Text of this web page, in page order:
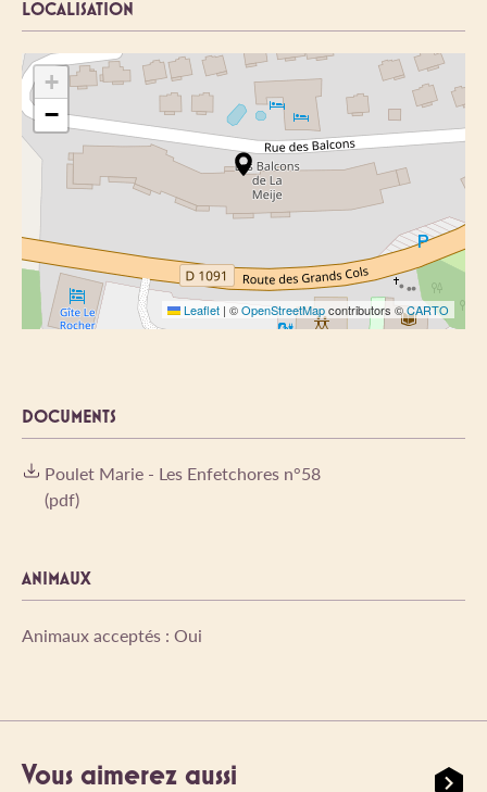
LOCALISATION
+
−
Leaflet | ©OpenStreetMapcontributors ©CARTO
DOCUMENTS
Poulet Marie - Les Enfetchores n°58
(pdf)
ANIMAUX
Animaux acceptés : Oui
Vous aimerez aussi